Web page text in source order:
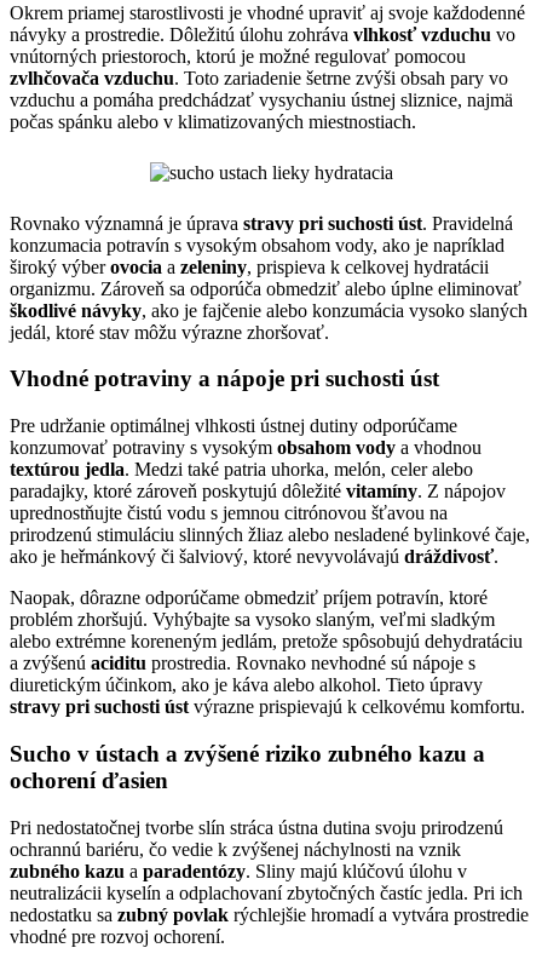
Okrem priamej starostlivosti je vhodné upraviť aj svoje každodenné
návyky a prostredie. Dôležitú úlohu zohráva vlhkosť vzduchu vo
vnútorných priestoroch, ktorú je možné regulovať pomocou
zvlhčovača vzduchu. Toto zariadenie šetrne zvýši obsah pary vo
vzduchu a pomáha predchádzať vysychaniu ústnej sliznice, najmä
počas spánku alebo v klimatizovaných miestnostiach.
Rovnako významná je úprava stravy pri suchosti úst. Pravidelná
konzumacia potravín s vysokým obsahom vody, ako je napríklad
široký výberovocia a zeleniny, prispieva k celkovej hydratácii
organizmu. Zároveň sa odporúča obmedziť alebo úplne eliminovať
škodlivé návyky, ako je fajčenie alebo konzumácia vysoko slaných
jedál, ktoré stav môžu výrazne zhoršovať.
Vhodné potraviny a nápoje pri suchosti úst
Pre udržanie optimálnej vlhkosti ústnej dutiny odporúčame
konzumovať potraviny s vysokým obsahom vody a vhodnou
textúrou jedla. Medzi také patria uhorka, melón, celer alebo
paradajky, ktoré zároveň poskytujú dôležité vitamíny. Z nápojov
uprednostňujte čistú vodu s jemnou citrónovou šťavou na
prirodzenú stimuláciu slinných žliaz alebo nesladené bylinkové čaje,
ako je heřmánkový či šalviový, ktoré nevyvolávajú dráždivosť.
Naopak, dôrazne odporúčame obmedziť príjem potravín, ktoré
problém zhoršujú. Vyhýbajte sa vysoko slaným, veľmi sladkým
alebo extrémne koreneným jedlám, pretože spôsobujú dehydratáciu
a zvýšenú aciditu prostredia. Rovnako nevhodné sú nápoje s
diuretickým účinkom, ako je káva alebo alkohol. Tieto úpravy
stravy pri suchosti úst výrazne prispievajú k celkovému komfortu.
Sucho v ústach a zvýšené riziko zubného kazu a
ochorení ďasien
Pri nedostatočnej tvorbe slín stráca ústna dutina svoju prirodzenú
ochrannú bariéru, čo vedie k zvýšenej náchylnosti na vznik
zubného kazu a paradentózy. Sliny majú klúčovú úlohu v
neutralizácii kyselín a odplachovaní zbytočných častíc jedla. Pri ich
nedostatku sa zubný povlak rýchlejšie hromadí a vytvára prostredie
vhodné pre rozvoj ochorení.